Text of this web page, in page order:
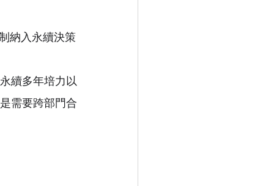
納入永續決策
續多年培力以
需要跨部門合